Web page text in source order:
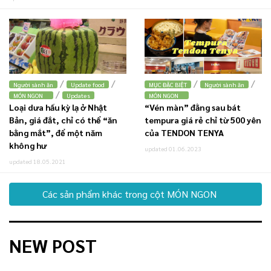
Người sành ăn / Update food /
MÓN NGON / Updates
Loại dưa hấu kỳ lạ ở Nhật
Bản, giá đắt, chỉ có thể “ăn
bằng mắt”, để một năm
không hư
updated 18.05.2021
MỤC ĐẶC BIỆT / Người sành ăn /
MÓN NGON
“Vén màn” đằng sau bát
tempura giá rẻ chỉ từ 500 yên
của TENDON TENYA
updated 01.06.2023
Các sản phẩm khác trong cột MÓN NGON
NEW POST